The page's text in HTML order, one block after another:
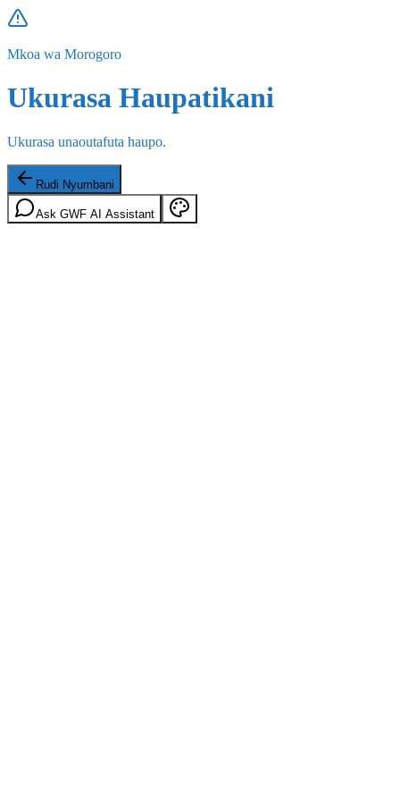
Mkoa wa Morogoro
Ukurasa Haupatikani
Ukurasa unaoutafuta haupo.
Rudi Nyumbani
Ask GWF AI Assistant